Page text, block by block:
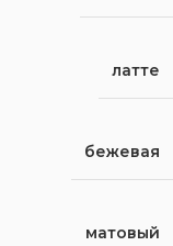
латте
бежевая
матовый